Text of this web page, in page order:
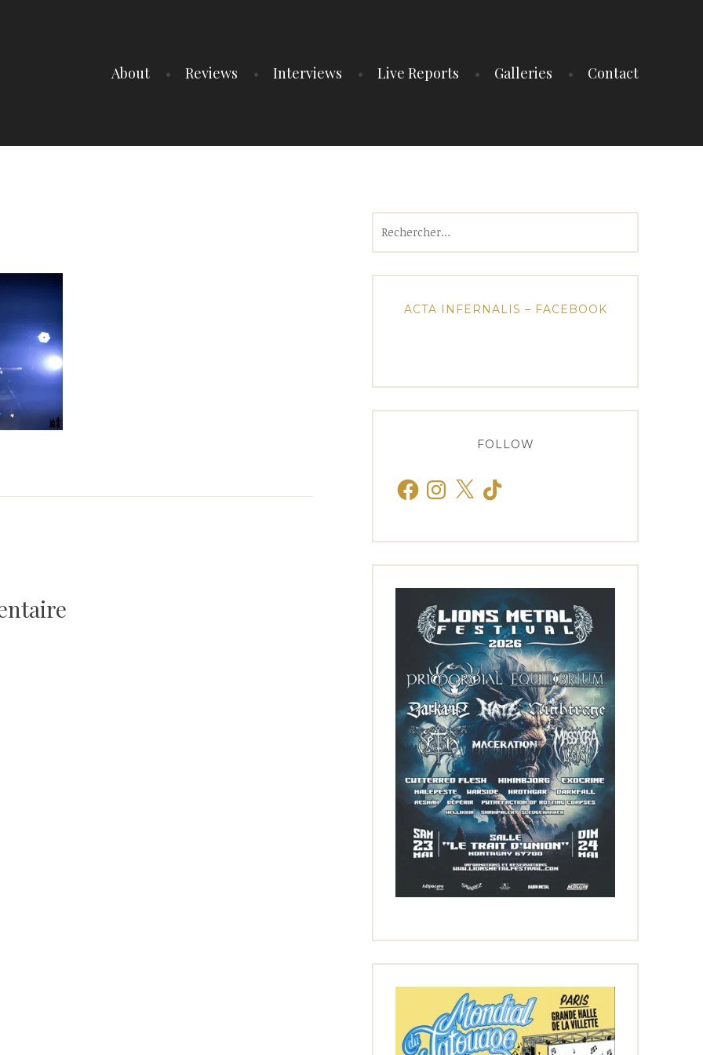
About Reviews Interviews Live Reports Galleries Contact
ACTA INFERNALIS – FACEBOOK
FOLLOW
FacebookInstagram
X TikTok